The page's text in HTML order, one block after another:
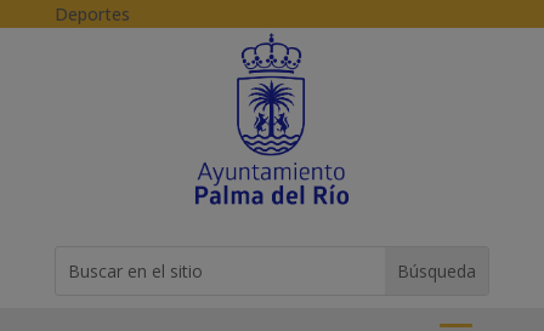
Skip to content
Deportes
for...